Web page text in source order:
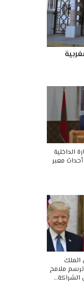
الداخلية
معبر
الملك
ملامح
الشراكة…